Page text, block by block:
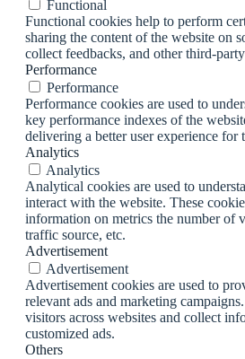
Functional
Functional cookies help to perform
sharing the content of the website on
collect feedbacks, and other third-
Performance
Performance
Performance cookies are used to
key performance indexes of the
delivering a better user experience for
Analytics
Analytics
Analytical cookies are used to
interact with the website. These
information on metrics the number of
traffic source, etc.
Advertisement
Advertisement
Advertisement cookies are used to
relevant ads and marketing
visitors across websites and collect
customized ads.
Others